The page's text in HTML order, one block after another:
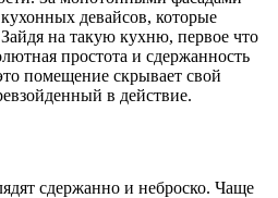
девайсов, которые
на такую кухню, первое что
простота и сдержанность
помещение скрывает свой
в действие.
сдержанно и неброско. Чаще